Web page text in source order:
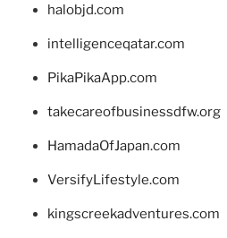
halobjd.com
intelligenceqatar.com
PikaPikaApp.com
takecareofbusinessdfw.org
HamadaOfJapan.com
VersifyLifestyle.com
kingscreekadventures.com